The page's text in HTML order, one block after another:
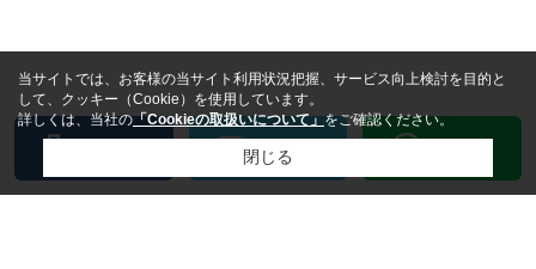
電話 メール LINE
当サイトでは、お客様の当サイト利用状況把握、サービス向上検討を目的と
して、クッキー（Cookie）を使用しています。
詳しくは、当社の「Cookieの取扱いについて」をご確認ください。
閉じる